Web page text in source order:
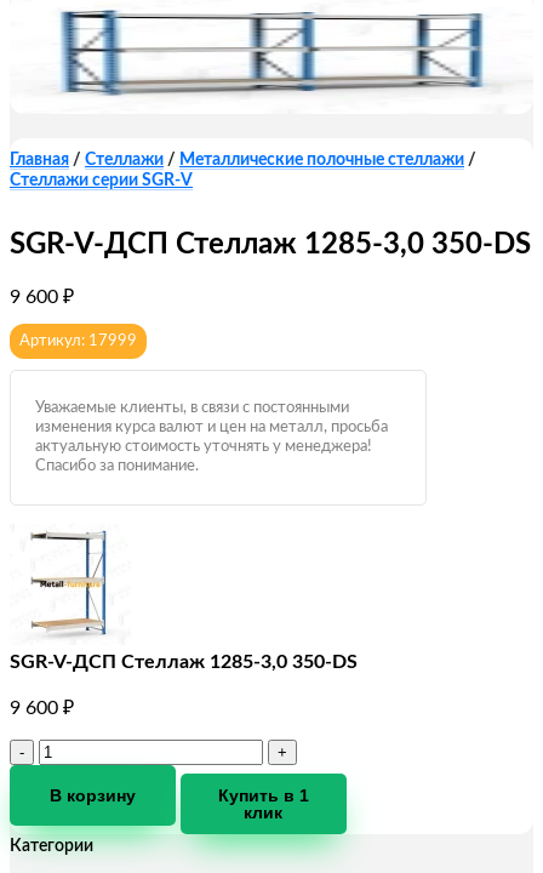
Главная / Стеллажи / Металлические полочные стеллажи /
Стеллажи серии SGR-V
SGR-V-ДСП Стеллаж 1285-3,0 350-DS
9 600 ₽
Артикул: 17999
Уважаемые клиенты, в связи с постоянными
изменения курса валют и цен на металл, просьба
актуальную стоимость уточнять у менеджера!
Спасибо за понимание.
SGR-V-ДСП Стеллаж 1285-3,0 350-DS
9 600 ₽
Количество
SGR-
ДСП
В корзину
Купить в 1
клик
Категории